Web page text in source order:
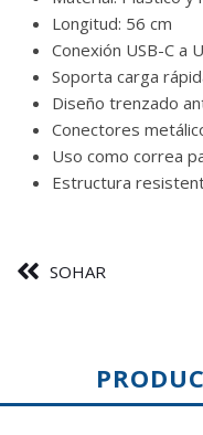
Longitud: 56 cm
Conexión USB-C a
Soporta carga
Diseño trenzado
Conectores
Uso como correa
Estructura
SOHAR